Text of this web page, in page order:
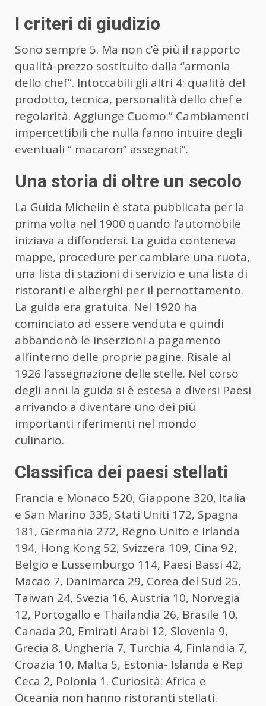
I criteri di giudizio
Sono sempre 5. Ma non c’è più il rapporto
qualità-prezzo sostituito dalla “armonia
dello chef”. Intoccabili gli altri 4: qualità del
prodotto, tecnica, personalità dello chef e
regolarità. Aggiunge Cuomo:” Cambiamenti
impercettibili che nulla fanno intuire degli
eventuali “ macaron” assegnati”.
Una storia di oltre un secolo
La Guida Michelin è stata pubblicata per la
prima volta nel 1900 quando l’automobile
iniziava a diffondersi. La guida conteneva
mappe, procedure per cambiare una ruota,
una lista di stazioni di servizio e una lista di
ristoranti e alberghi per il pernottamento.
La guida era gratuita. Nel 1920 ha
cominciato ad essere venduta e quindi
abbandonò le inserzioni a pagamento
all’interno delle proprie pagine. Risale al
1926 l’assegnazione delle stelle. Nel corso
degli anni la guida si è estesa a diversi Paesi
arrivando a diventare uno dei più
importanti riferimenti nel mondo
culinario.
Classifica dei paesi stellati
Francia e Monaco 520, Giappone 320, Italia
e San Marino 335, Stati Uniti 172, Spagna
181, Germania 272, Regno Unito e Irlanda
194, Hong Kong 52, Svizzera 109, Cina 92,
Belgio e Lussemburgo 114, Paesi Bassi 42,
Macao 7, Danimarca 29, Corea del Sud 25,
Taiwan 24, Svezia 16, Austria 10, Norvegia
12, Portogallo e Thailandia 26, Brasile 10,
Canada 20, Emirati Arabi 12, Slovenia 9,
Grecia 8, Ungheria 7, Turchia 4, Finlandia 7,
Croazia 10, Malta 5, Estonia- Islanda e Rep
Ceca 2, Polonia 1. Curiosità: Africa e
Oceania non hanno ristoranti stellati.